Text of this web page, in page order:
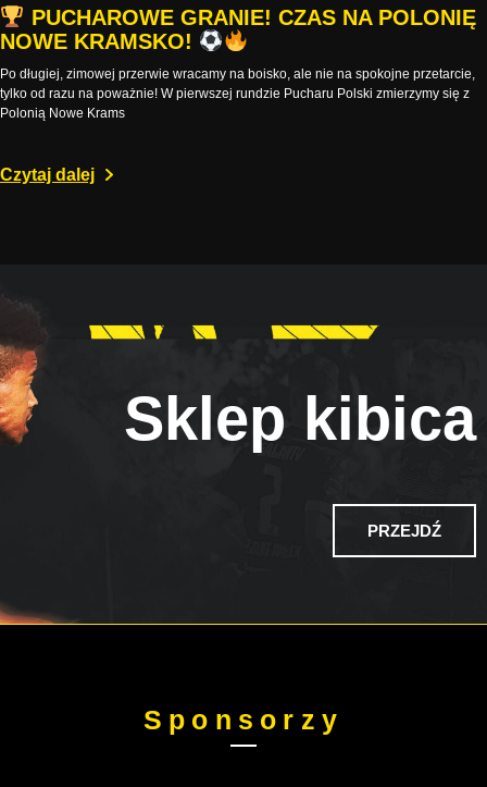
PUCHAROWE GRANIE! CZAS NA POLONIĘ
NOWE KRAMSKO!
Po długiej, zimowej przerwie wracamy na boisko, ale nie na spokojne przetarcie,
tylko od razu na poważnie! W pierwszej rundzie Pucharu Polski zmierzymy się z
Polonią Nowe Krams
Czytaj dalej
Sklep kibica
PRZEJDŹ
Sponsorzy